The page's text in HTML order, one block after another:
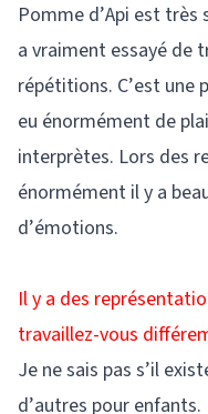
Pomme d’Api est très
a vraiment essayé de
répétitions. C’est une
eu énormément de
interprètes. Lors des
énormément il y a
d’émotions.
Il y a des
travaillez-vous
Je ne sais pas s’il
d’autres pour